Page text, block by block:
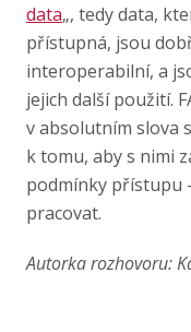
data„, tedy data,
přístupná, jsou
interoperabilní, a
jejich další použití.
v absolutním slova
k tomu, aby s nimi
podmínky přístupu
pracovat.
Autorka rozhovoru: